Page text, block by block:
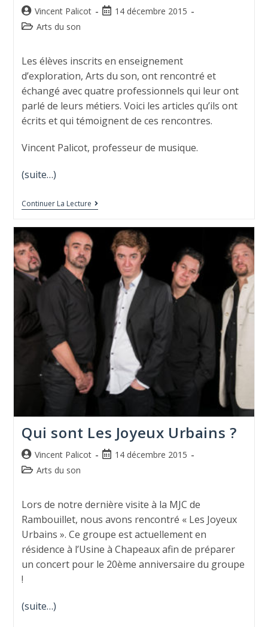
Vincent Palicot
14 décembre 2015
Arts du son
Les élèves inscrits en enseignement
d’exploration, Arts du son, ont rencontré et
échangé avec quatre professionnels qui leur ont
parlé de leurs métiers. Voici les articles qu’ils ont
écrits et qui témoignent de ces rencontres.
Vincent Palicot, professeur de musique.
(suite…)
Continuer La Lecture
Qui sont Les Joyeux Urbains ?
Vincent Palicot
14 décembre 2015
Arts du son
Lors de notre dernière visite à la MJC de
Rambouillet, nous avons rencontré « Les Joyeux
Urbains ». Ce groupe est actuellement en
résidence à l’Usine à Chapeaux afin de préparer
un concert pour le 20ème anniversaire du groupe
!
(suite…)